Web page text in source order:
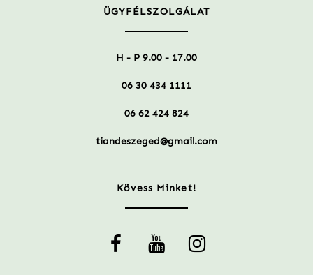
ÜGYFÉLSZOLGÁLAT
H - P 9.00 - 17.00
06 30 434 1111
06 62 424 824
tiandeszeged@gmail.com
Kövess Minket!